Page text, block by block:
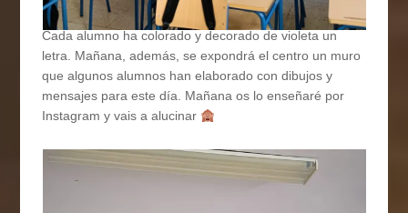
Cada alumno ha colorado y decorado de violeta un
letra. Mañana, además, se expondrá el centro un muro
que algunos alumnos han elaborado con dibujos y
mensajes para este día. Mañana os lo enseñaré por
Instagram y vais a alucinar